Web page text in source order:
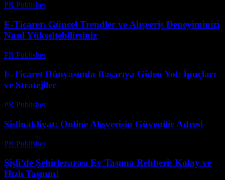
PR Publisher-
E-Ticaret: Güncel Trendler ve Alışveriş Deneyiminizi
Nasıl Yükseltebilirsiniz
PR Publisher-
E-Ticaret Dünyasında Başarıya Giden Yol: İpuçları
ve Stratejiler
PR Publisher-
Sislinakliyat: Online Alışverişin Güvenilir Adresi
PR Publisher-
Şişli’de Şehirlerarası Ev Taşıma Rehberi: Kolay ve
Hızlı Taşının!